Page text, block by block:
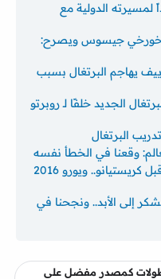
الدولية مع
خورخي جيسوس ويصرح:
يهاجم البرتغال بسبب
الجديد خلفًا لـ روبرتو
البرتغال
وقعنا في الخطأ نفسه
رونالدو: البرتغال لم تفز بأي لقب قبل كريستيانو.. ويورو 2016
إلى الأبد.. ونجحنا في
كمصدر مفضل على